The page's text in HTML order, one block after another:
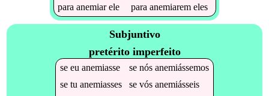
paraanemiarele paraanemiarem eles
Subjuntivo
pretérito imperfeito
se eu anemiasse se nós anemiássemos
se tu anemiasses se vós anemiásseis